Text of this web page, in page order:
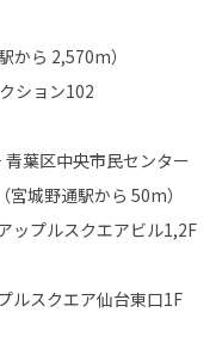
から 2,570m）
ション102
葉区中央市民センター
（宮城野通駅から 50m）
ップルスクエアビル1,2F
ルスクエア仙台東口1F